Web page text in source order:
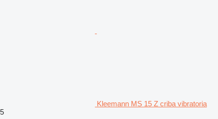
Kleemann MS 15 Z criba vibratoria
5